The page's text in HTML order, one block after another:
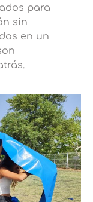
para
sin
en un